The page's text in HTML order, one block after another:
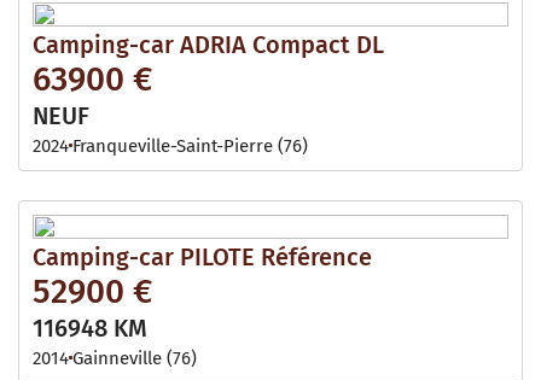
Camping-car ADRIA Compact DL
63900 €
NEUF
2024 Franqueville-Saint-Pierre (76)
Camping-car PILOTE Référence
52900 €
116948 KM
2014Gainneville (76)